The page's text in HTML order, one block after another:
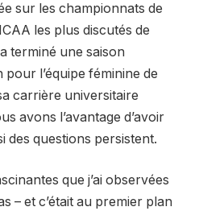
sur les championnats de
les plus discutés de
terminé une saison
l’équipe féminine de
carrière universitaire
avons l’avantage d’avoir
des questions persistent.
que j’ai observées
– et c’était au premier plan